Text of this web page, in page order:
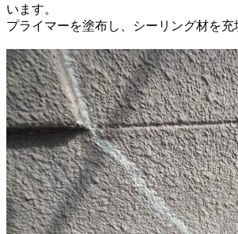
います。
プライマーを塗布し、シーリング材を充